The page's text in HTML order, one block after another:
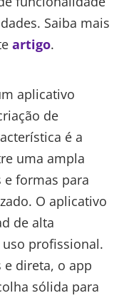
Saiba mais
artigo.
aplicativo
de
é a
uma ampla
e formas para
O aplicativo
de alta
profissional.
direta, o app
sólida para